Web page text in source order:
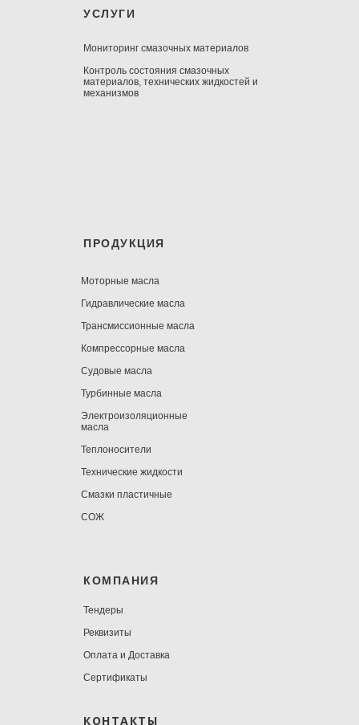
УСЛУГИ
Мониторинг смазочных материалов
Контроль состояния смазочных
материалов, технических жидкостей и
механизмов
ПРОДУКЦИЯ
Моторные масла
Гидравлические масла
Трансмиссионные масла
Компрессорные масла
Судовые масла
Турбинные масла
Электроизоляционные
масла
Теплоносители
Технические жидкости
Смазки пластичные
СОЖ
КОМПАНИЯ
Тендеры
Реквизиты
Оплата и Доставка
Сертификаты
КОНТАКТЫ